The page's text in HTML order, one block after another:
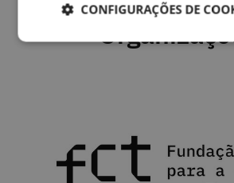
CONFIGURAÇÕES DE